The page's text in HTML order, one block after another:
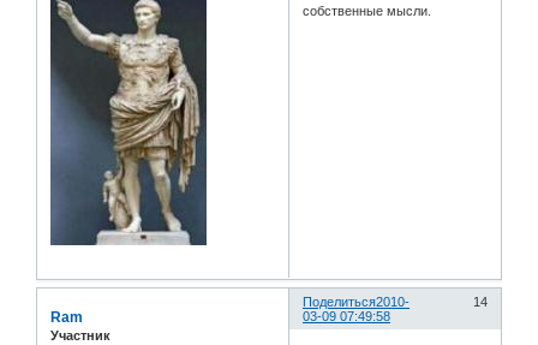
собственные мысли.
Поделиться 14
2010-
03-09 07:49:58
Ram
Участник